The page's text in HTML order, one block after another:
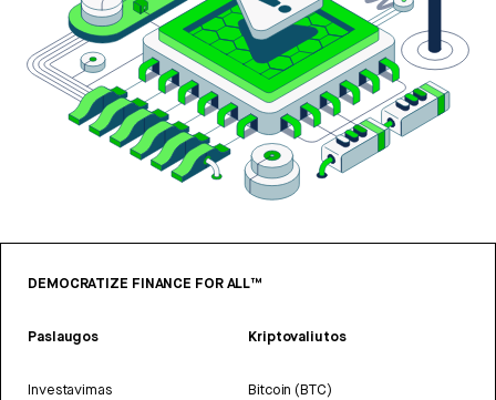
DEMOCRATIZE FINANCE FOR ALL™
Paslaugos
Investavimas
Kriptovaliutos
Bitcoin (BTC)